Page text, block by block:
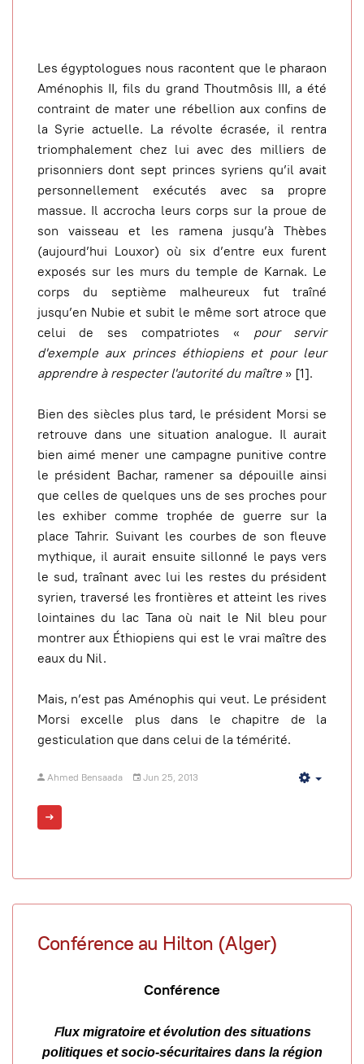
Les égyptologues nous racontent que le pharaon
Aménophis II, fils du grand Thoutmôsis III, a été
contraint de mater une rébellion aux confins de
la Syrie actuelle. La révolte écrasée, il rentra
triomphalement chez lui avec des milliers de
prisonniers dont sept princes syriens qu’il avait
personnellement exécutés avec sa propre
massue. Il accrocha leurs corps sur la proue de
son vaisseau et les ramena jusqu’à Thèbes
(aujourd’hui Louxor) où six d’entre eux furent
exposés sur les murs du temple de Karnak. Le
corps du septième malheureux fut traîné
jusqu’en Nubie et subit le même sort atroce que
celui de ses compatriotes « pour servir
d'exemple aux princes éthiopiens et pour leur
apprendre à respecter l'autorité du maître» [1].
Bien des siècles plus tard, le président Morsi se
retrouve dans une situation analogue. Il aurait
bien aimé mener une campagne punitive contre
le président Bachar, ramener sa dépouille ainsi
que celles de quelques uns de ses proches pour
les exhiber comme trophée de guerre sur la
place Tahrir. Suivant les courbes de son fleuve
mythique, il aurait ensuite sillonné le pays vers
le sud, traînant avec lui les restes du président
syrien, traversé les frontières et atteint les rives
lointaines du lac Tana où nait le Nil bleu pour
montrer aux Éthiopiens qui est le vrai maître des
eaux du Nil.
Mais, n’est pas Aménophis qui veut. Le président
Morsi excelle plus dans le chapitre de la
gesticulation que dans celui de la témérité.
Ahmed Bensaada Jun 25, 2013
Conférence au Hilton (Alger)
Conférence
Flux migratoire et évolution des situations
politiques et socio-sécuritaires dans la région